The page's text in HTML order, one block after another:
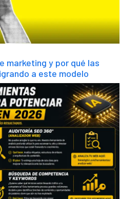
marketing y por qué las
a este modelo